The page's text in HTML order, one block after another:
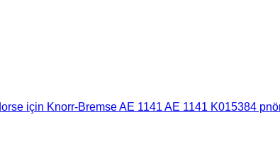
için Knorr-Bremse AE 1141 AE 1141 K015384